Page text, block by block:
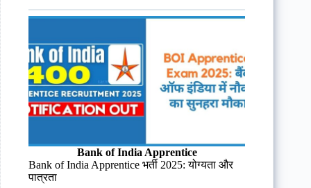
Bank of India Apprentice
Bank of India Apprentice भर्ती 2025: योग्यता और
पात्रता